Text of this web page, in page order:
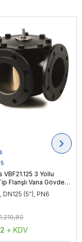
VBF21.125 3 Yollu
Flanşlı Vana Gövdesi
PN6
DN125 (5"), PN6
+ KDV